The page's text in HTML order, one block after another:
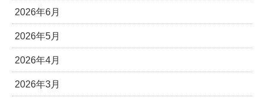
2026年6月
2026年5月
2026年4月
2026年3月